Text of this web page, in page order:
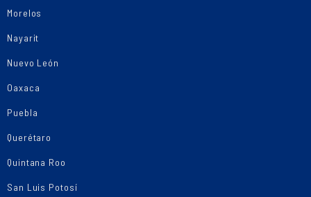
Morelos
Nayarit
Nuevo León
Oaxaca
Puebla
Querétaro
Quintana Roo
San Luis Potosí